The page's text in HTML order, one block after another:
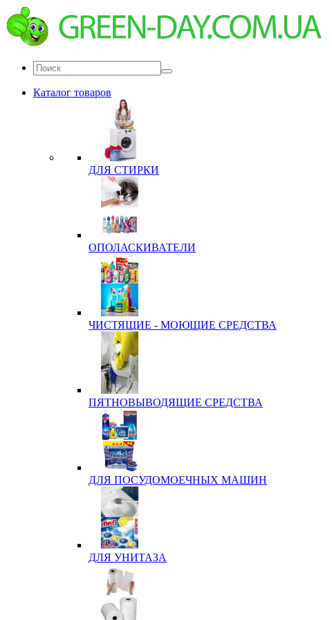
Каталог товаров
ДЛЯ СТИРКИ
ОПОЛАСКИВАТЕЛИ
ЧИСТЯЩИЕ - МОЮЩИЕ СРЕДСТВА
ПЯТНОВЫВОДЯЩИЕ СРЕДСТВА
ДЛЯ ПОСУДОМОЕЧНЫХ МАШИН
ДЛЯ УНИТАЗА